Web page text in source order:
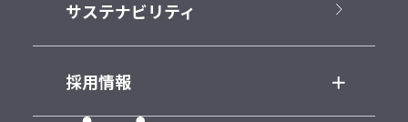
サステナビリティ
採用情報